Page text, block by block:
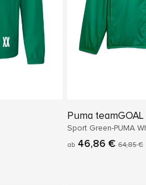
Puma
Sport Green-PUMA
ab 46,86 € 64,85 €